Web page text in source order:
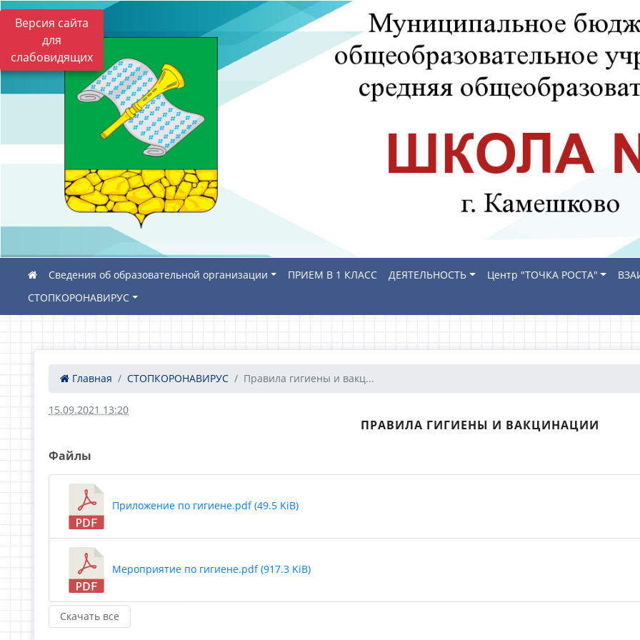
Версия сайта
для
слабовидящих
Сведения об образовательной организации ПРИЕМ В 1 КЛАСС ДЕЯТЕЛЬНОСТЬ Центр "ТОЧКА РОСТА"
СТОПКОРОНАВИРУС
Главная СТОПКОРОНАВИРУС Правила гигиены и вакц...
15.09.2021 13:20
ПРАВИЛА ГИГИЕНЫ И ВАКЦИНАЦИИ
Файлы
Приложение по гигиене.pdf (49.5 KiB)
Мероприятие по гигиене.pdf (917.3 KiB)
Скачать все